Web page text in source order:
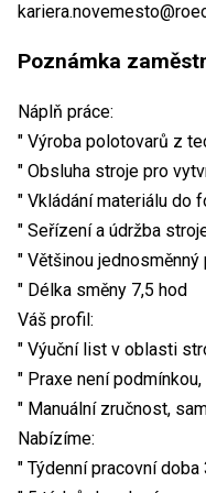
Poznámka
Náplň práce:
" Výroba polotovarů z
" Obsluha stroje pro
" Vkládání materiálu do
" Seřízení a údržba
" Většinou
" Délka směny 7,5 hod
Váš profil:
" Výuční list v oblasti
" Praxe není
" Manuální zručnost,
Nabízíme:
" Týdenní pracovní doba